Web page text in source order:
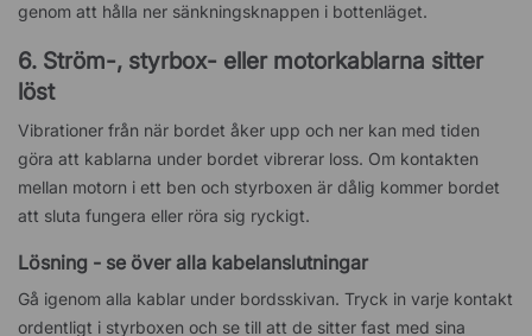
genom att hålla ner sänkningsknappen i bottenläget.
6. Ström-, styrbox- eller motorkablarna sitter
löst
Vibrationer från när bordet åker upp och ner kan med tiden
göra att kablarna under bordet vibrerar loss. Om kontakten
mellan motorn i ett ben och styrboxen är dålig kommer bordet
att sluta fungera eller röra sig ryckigt.
Lösning - se över alla kabelanslutningar
Gå igenom alla kablar under bordsskivan. Tryck in varje kontakt
ordentligt i styrboxen och se till att de sitter fast med sina